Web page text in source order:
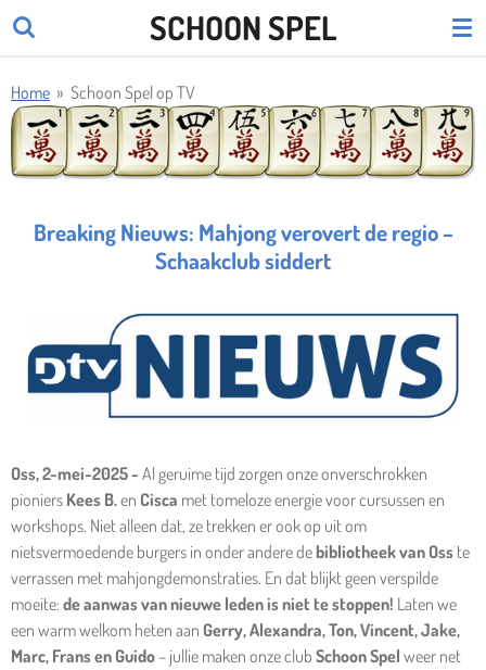
Ga
de
hoofdinhoud
SCHOON SPEL
Home » Schoon Spel op TV
Breaking Nieuws: Mahjong verovert de regio –
Schaakclub siddert
Oss, 2-mei-2025 - Al geruime tijd zorgen onze onverschrokken
pioniers Kees B.en Cisca met tomeloze energie voor cursussen en
workshops. Niet alleen dat, ze trekken er ook op uit om
nietsvermoedende burgers in onder andere debibliotheek van Oss te
verrassen met mahjongdemonstraties. En dat blijkt geen verspilde
moeite:de aanwas van nieuwe leden is niet te stoppen! Laten we
een warm welkom heten aan Gerry, Alexandra, Ton, Vincent, Jake,
Marc, Frans en Guido – jullie maken onze club Schoon Spel weer net